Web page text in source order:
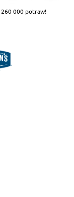
260 000 potraw!